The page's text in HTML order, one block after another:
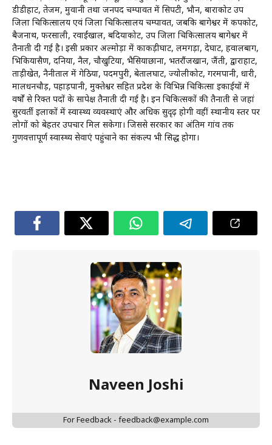
डीडीहाट, तेजम, मुवानी तथा जनपद चम्पावत में सिपटी, भौन, बाराकोट उप
जिला चिकित्सालय एवं जिला चिकित्सालय चम्पावत, जबकि बागेश्वर में कपकोट,
बैजनाथ, फरसाली, रवाईंखाल, बदियाकोट, उप जिला चिकित्सालय बागेश्वर में
तैनाती दी गई है। इसी प्रकार अल्मोड़ा में काकड़ीघाट, लमगड़ा, देघाट, हवालबाग,
भिकियासैण, दनिया, नैल, चौखुटिया, भैसियाछाना, भतरौंजखान, जैंती, द्वाराहाट,
ताड़ीखेत, नैनीताल में गेठिया, पदमपुरी, बेतालघाट, ज्योलीकोट, गरमपानी, धारी,
मालधनचौड़, पहाड़पानी, मुक्तेश्वर सहित प्रदेश के विभिन्न चिकित्सा इकाईयों में
वर्षों से रिक्त पदों के सापेक्ष तैनाती दी गई है। इन चिकित्सकों की तैनाती से जहां
सुदूरवर्ती इलाकों में स्वास्थ्य व्यवस्थाएं और अधिक सुदृढ़ होगी वहीं स्थानीय स्तर पर
लोगों को बेहतर उपचार मिल सकेगा। जिससे सरकार का अंतिम गांव तक
गुणवत्तापूर्ण स्वास्थ्य सेवाएं पहुंचाने का संकल्प भी सिद्ध होगा।
Naveen Joshi
For Feedback - feedback@example.com